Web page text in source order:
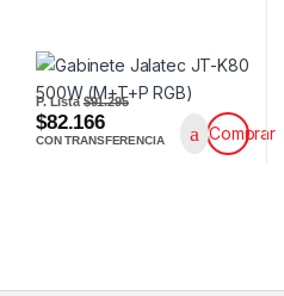
P. Lista$91.295
$82.166
CON TRANSFERENCIA Comprar